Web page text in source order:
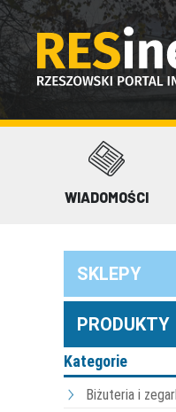
WIADOMOŚCI
SKLEPY
PRODUKTY
Kategorie
Biżuteria i